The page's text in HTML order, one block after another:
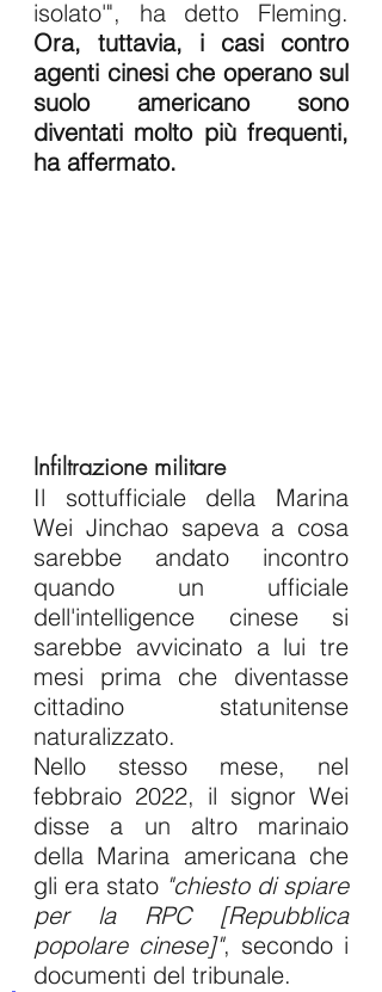
Ora, tuttavia, i casi contro
agenti cinesi che operano sul
suolo americano sono
diventati molto più frequenti,
ha affermato.
Infiltrazione militare
Il sottufficiale della Marina
Wei Jinchao sapeva a cosa
sarebbe andato incontro
quando un ufficiale
dell'intelligence cinese si
sarebbe avvicinato a lui tre
mesi prima che diventasse
cittadino statunitense
naturalizzato.
Nello stesso mese, nel
febbraio 2022, il signor Wei
disse a un altro marinaio
della Marina americana che
gli era stato "chiesto di spiare
per la RPC [Repubblica
popolare cinese]", secondo i
documenti del tribunale.